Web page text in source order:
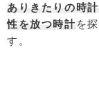
ありきたりの時
性を放つ時計を
す。